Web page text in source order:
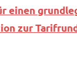
einen
zur